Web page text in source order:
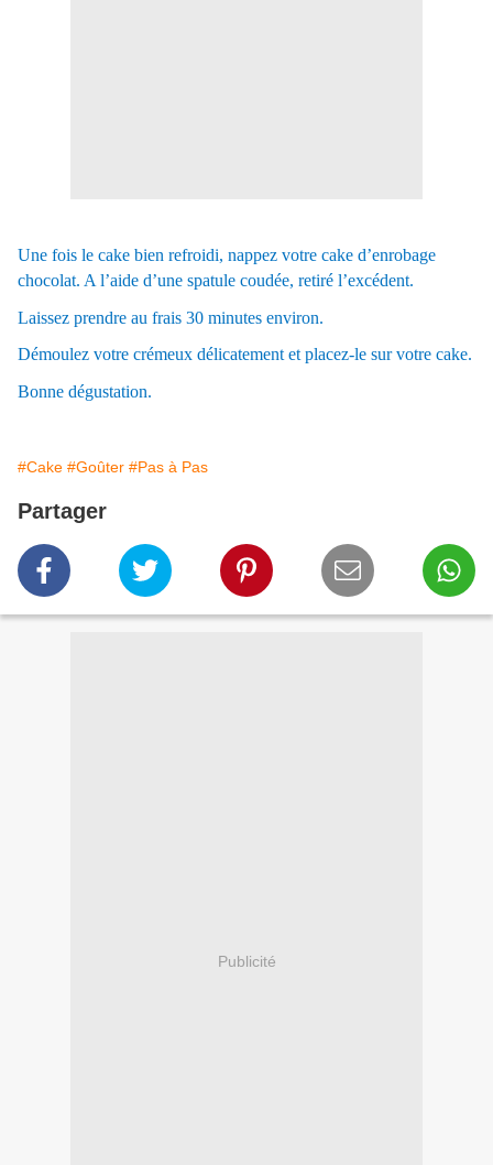
Une fois le cake bien refroidi, nappez votre cake d’enrobage
chocolat. A l’aide d’une spatule coudée, retiré l’excédent.
Laissez prendre au frais 30 minutes environ.
Démoulez votre crémeux délicatement et placez-le sur votre cake.
Bonne dégustation.
#Cake #Goûter #Pas à Pas
Partager
Publicité